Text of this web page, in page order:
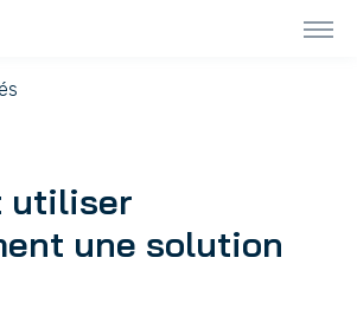
utiliser
une solution